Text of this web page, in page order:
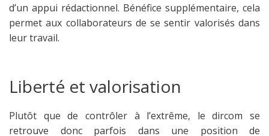
d’un appui rédactionnel. Bénéfice supplémentaire, cela
permet aux collaborateurs de se sentir valorisés dans
leur travail.
Liberté et valorisation
Plutôt que de contrôler à l’extrême, le dircom se
retrouve donc parfois dans une position de